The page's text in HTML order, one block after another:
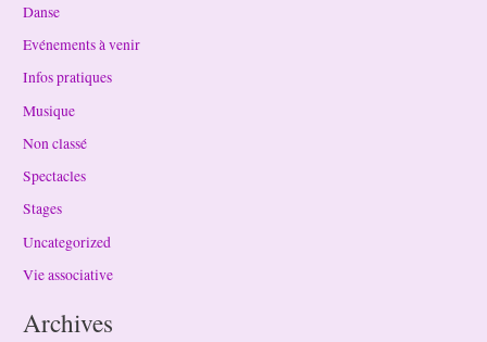
Danse
Evénements à venir
Infos pratiques
Musique
Non classé
Spectacles
Stages
Uncategorized
Vie associative
Archives